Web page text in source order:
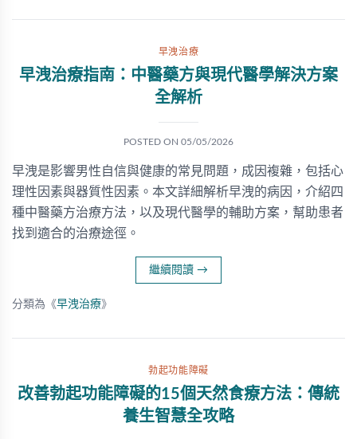
早洩治療
早洩治療指南：中醫藥方與現代醫學解決方案
全解析
POSTED ON 05/05/2026
早洩是影響男性自信與健康的常見問題，成因複雜，包括心
理性因素與器質性因素。本文詳細解析早洩的病因，介紹四
種中醫藥方治療方法，以及現代醫學的輔助方案，幫助患者
找到適合的治療途徑。
繼續閱讀 →
分類為《早洩治療》
勃起功能障礙
改善勃起功能障礙的15個天然食療方法：傳統
養生智慧全攻略